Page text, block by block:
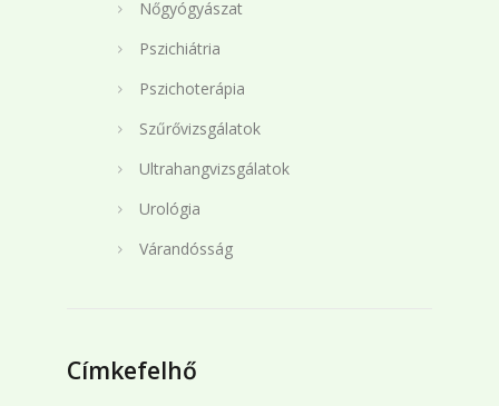
Nőgyógyászat
Pszichiátria
Pszichoterápia
Szűrővizsgálatok
Ultrahangvizsgálatok
Urológia
Várandósság
Címkefelhő